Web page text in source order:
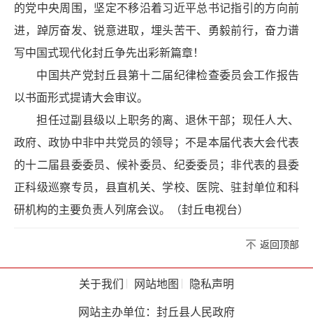
的党中央周围，坚定不移沿着习近平总书记指引的方向前
进，踔厉奋发、锐意进取，埋头苦干、勇毅前行，奋力谱
写中国式现代化封丘争先出彩新篇章！
中国共产党封丘县第十二届纪律检查委员会工作报告
以书面形式提请大会审议。
担任过副县级以上职务的离、退休干部；现任人大、
政府、政协中非中共党员的领导；不是本届代表大会代表
的十二届县委委员、候补委员、纪委委员；非代表的县委
正科级巡察专员，县直机关、学校、医院、驻封单位和科
研机构的主要负责人列席会议。（封丘电视台）
返回顶部
关于我们 网站地图
隐私声明
网站主办单位：封丘县人民政府